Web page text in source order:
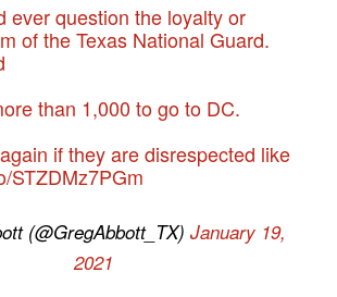
ever question the loyalty or
of the Texas National Guard.
than 1,000 to go to DC.
if they are disrespected like
STZDMz7PGm
(@GregAbbott_TX) January 19,
2021